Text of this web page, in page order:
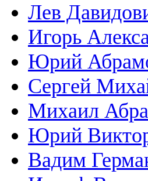
Лев
Игорь
Юрий
Сергей
Михаил
Юрий
Вадим